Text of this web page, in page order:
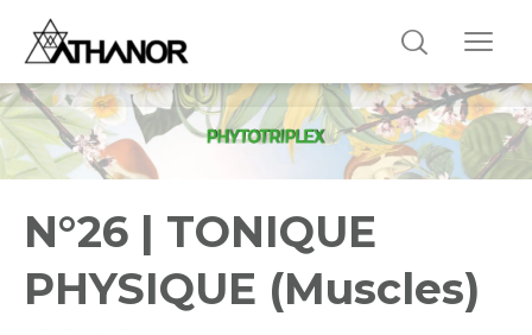
N°26 | TONIQUE
PHYSIQUE (Muscles)